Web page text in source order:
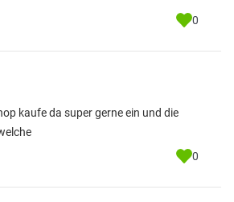
0
kaufe da super gerne ein und die
0